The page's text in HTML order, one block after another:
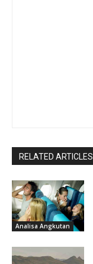
RELATED ARTICLES
Analisa Angkutan